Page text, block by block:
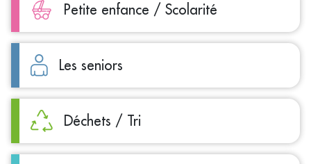
Petite enfance / Scolarité
Les seniors
Déchets / Tri